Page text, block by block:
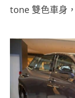
tone 雙色車身